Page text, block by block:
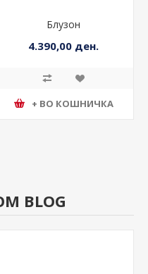
Блузон
4.390,00 ден.
+ ВО КОШНИЧКА
BLOG